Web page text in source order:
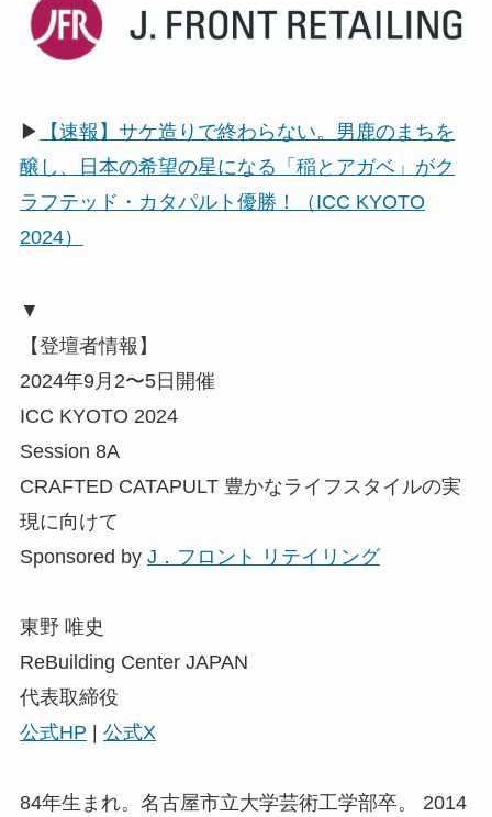
▶
【速報】サケ造りで終わらない。男鹿のまちを
醸し、日本の希望の星になる「稲とアガベ」がク
ラフテッド・カタパルト優勝！（ICC KYOTO
2024）
▼
【登壇者情報】
2024年9月2〜5日開催
ICC KYOTO 2024
Session 8A
CRAFTED CATAPULT 豊かなライフスタイルの実
現に向けて
Sponsored by J．フロント リテイリング
東野 唯史
ReBuilding Center JAPAN
代表取締役
公式HP
公式X
84年生まれ。名古屋市立大学芸術工学部卒。 2014